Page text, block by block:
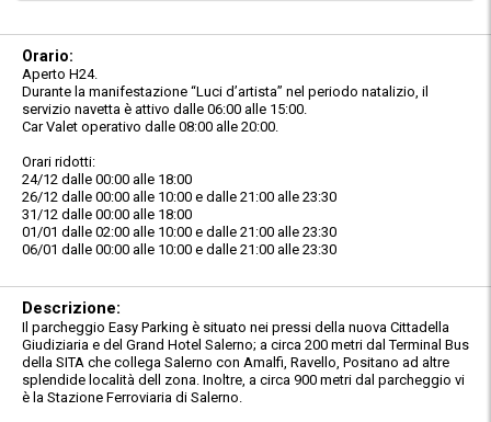
Orario:
Aperto H24.
Durante la manifestazione “Luci d’artista” nel periodo natalizio, il
servizio navetta è attivo dalle 06:00 alle 15:00.
Car Valet operativo dalle 08:00 alle 20:00.
Orari ridotti:
24/12 dalle 00:00 alle 18:00
26/12 dalle 00:00 alle 10:00 e dalle 21:00 alle 23:30
31/12 dalle 00:00 alle 18:00
01/01 dalle 02:00 alle 10:00 e dalle 21:00 alle 23:30
06/01 dalle 00:00 alle 10:00 e dalle 21:00 alle 23:30
Descrizione:
Il parcheggio Easy Parking è situato nei pressi della nuova Cittadella
Giudiziaria e del Grand Hotel Salerno; a circa 200 metri dal Terminal Bus
della SITA che collega Salerno con Amalfi, Ravello, Positano ad altre
splendide località dell zona. Inoltre, a circa 900 metri dal parcheggio vi
è la Stazione Ferroviaria di Salerno.